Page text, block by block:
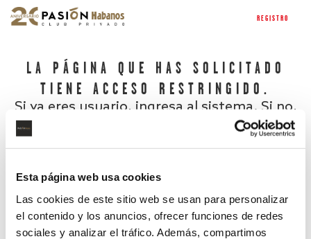
Esta página web usa cookies
Las cookies de este sitio web se usan para personalizar
el contenido y los anuncios, ofrecer funciones de redes
sociales y analizar el tráfico. Además, compartimos
REGISTRO
LA PÁGINA QUE HAS SOLICITADO
TIENE ACCESO RESTRINGIDO.
Si ya eres usuario, ingresa al sistema. Si no,